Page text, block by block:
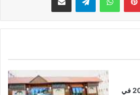
منيو مطعم طوكيو للعام 2016 في